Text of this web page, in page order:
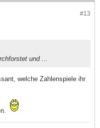
#13
und ...
welche Zahlenspiele ihr